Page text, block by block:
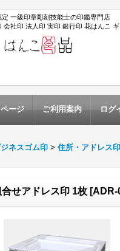
定 一級印章彫刻技能士の印鑑専門店
会社印 法人印 実印 銀行印 花はんこ
ージ ご利用案内 ログ
ジネスゴム印 > 住所・アドレス印
せアドレス印 1枚 [ADR-